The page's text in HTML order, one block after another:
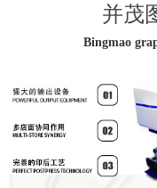
并茂
Bingmao